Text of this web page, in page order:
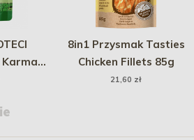
Karma
dzik i
8in1 Przysmak Tasties
Chicken Fillets 85g
21,60 zł